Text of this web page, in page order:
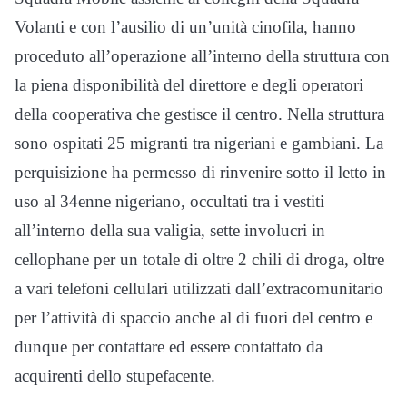
Volanti e con l’ausilio di un’unità cinofila, hanno
proceduto all’operazione all’interno della struttura con
la piena disponibilità del direttore e degli operatori
della cooperativa che gestisce il centro. Nella struttura
sono ospitati 25 migranti tra nigeriani e gambiani. La
perquisizione ha permesso di rinvenire sotto il letto in
uso al 34enne nigeriano, occultati tra i vestiti
all’interno della sua valigia, sette involucri in
cellophane per un totale di oltre 2 chili di droga, oltre
a vari telefoni cellulari utilizzati dall’extracomunitario
per l’attività di spaccio anche al di fuori del centro e
dunque per contattare ed essere contattato da
acquirenti dello stupefacente.